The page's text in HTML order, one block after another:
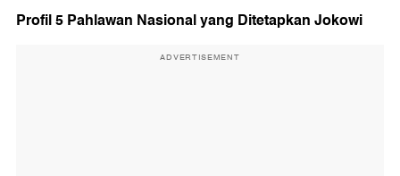
Profil 5 Pahlawan Nasional yang Ditetapkan Jokowi
ADVERTISEMENT